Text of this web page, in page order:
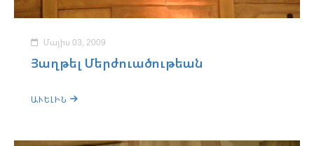
Մայիս 03, 2009
Յաղթել Մերժուածութեան
ԱՒԵԼԻՆ